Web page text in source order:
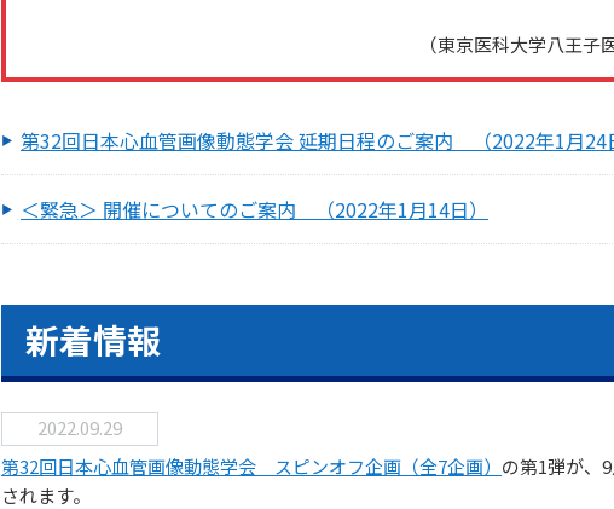
（東京医科大学八王
第32回日本心血管画像動態学会 延期日程のご案内 （2022年1月24
＜緊急＞ 開催についてのご案内 （2022年1月14日）
新着情報
2022.09.29
第32回日本心血管画像動態学会 スピンオフ企画（全7企画） の第1弾が、
されます。